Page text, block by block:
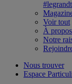
Voir tout
À
Notre
Nous trouver
Espace